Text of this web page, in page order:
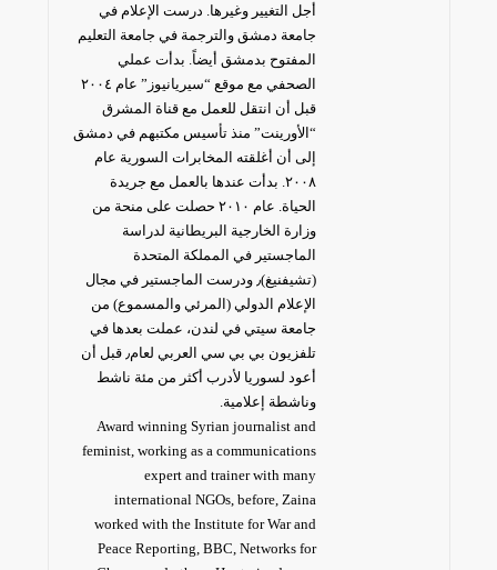
أجل التغيير وغيرها. درست الإعلام في
جامعة دمشق والترجمة في جامعة التعليم
المفتوح بدمشق أيضاً. بدأت عملي
الصحفي مع موقع “سيريانيوز” عام ٢٠٠٤
قبل أن انتقل للعمل مع قناة المشرق
“الأورينت” منذ تأسيس مكتبهم في دمشق
إلى أن أغلقته المخابرات السورية عام
٢٠٠٨. بدأت عندها بالعمل مع جريدة
الحياة. عام ٢٠١٠ حصلت على منحة من
وزارة الخارجية البريطانية لدراسة
الماجستير في المملكة المتحدة
(تشيفنيغ)٫ ودرست الماجستير في مجال
الإعلام الدولي (المرئي والمسموع) من
جامعة سيتي في لندن، عملت بعدها في
تلفزيون بي بي سي العربي لعام٫ قبل أن
أعود لسوريا لأدرب أكثر من مئة ناشط
وناشطة إعلامية.
Award winning Syrian journalist and
feminist, working as a communications
expert and trainer with many
international NGOs, before, Zaina
worked with the Institute for War and
Peace Reporting, BBC, Networks for